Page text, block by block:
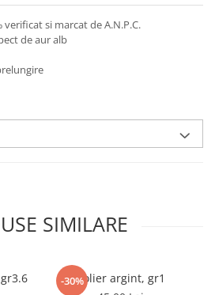
si marcat de A.N.P.C.
de aur alb
SIMILARE
-30%Colier argint, gr1